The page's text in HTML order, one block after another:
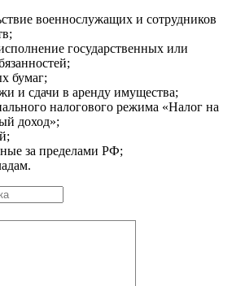
военнослужащих и сотрудников
государственных или
бумаг;
и сдачи в аренду имущества;
налогового режима «Налог на
доход»;
за пределами РФ;